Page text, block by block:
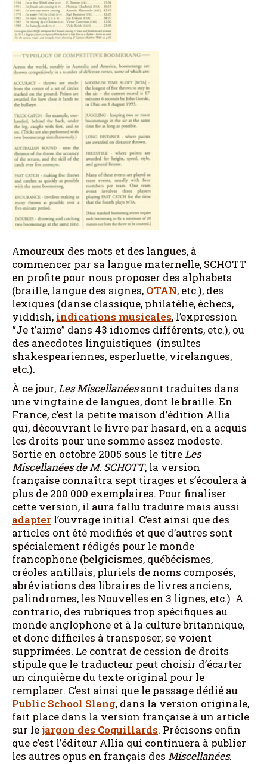
Amoureux des mots et des langues, à
commencer par sa langue maternelle, SCHOTT
en profite pour nous proposer des alphabets
(braille, langue des signes, OTAN, etc.), des
lexiques (danse classique, philatélie, échecs,
yiddish,indications musicales, l’expression
“Je t’aime” dans 43 idiomes différents, etc.), ou
des anecdotes linguistiques (insultes
shakespeariennes, esperluette, virelangues,
etc.).
À ce jour,LesMiscellanéessont traduites dans
une vingtaine de langues, dont le braille. En
France, c’est la petite maison d’édition Allia
qui, découvrant le livre par hasard, en a acquis
les droits pour une somme assez modeste.
Sortie en octobre 2005 sous le titreLes
Miscellanées de M. SCHOTT, la version
française connaîtra sept tirages et s’écoulera à
plus de 200 000 exemplaires. Pour finaliser
cette version, il aura fallu traduire mais aussi
adapter l’ouvrage initial. C’est ainsi que des
articles ont été modifiés et que d’autres sont
spécialement rédigés pour le monde
francophone (belgicismes, québécismes,
créoles antillais, pluriels de noms composés,
abréviations des libraires de livres anciens,
palindromes, les Nouvelles en 3 lignes, etc.) A
contrario, des rubriques trop spécifiques au
monde anglophone et à la culture britannique,
et donc difficiles à transposer, se voient
supprimées. Le contrat de cession de droits
stipule que le traducteur peut choisir d’écarter
un cinquième du texte original pour le
remplacer. C’est ainsi que le passage dédié au
Public School Slang, dans la version originale,
fait place dans la version française à un article
sur lejargon des Coquillards. Précisons enfin
que c’est l’éditeur Allia qui continuera à publier
les autres opus en français des Miscellanées.